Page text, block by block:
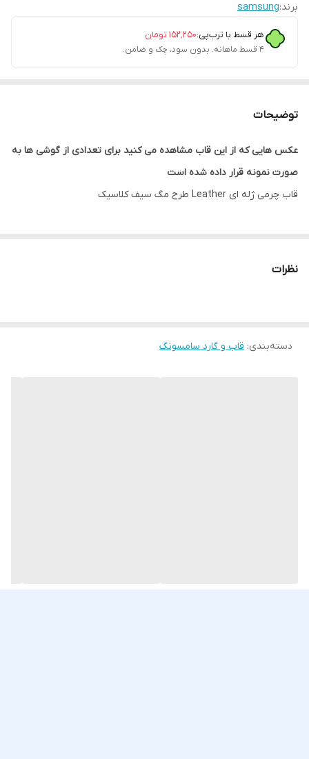
برند:samsung
هر قسط با ترب‌پی:۱۵۲٬۲۵۰ تومان
۴ قسط ماهانه. بدون سود، چک و ضامن.
توضیحات
عکس هایی که از این قاب مشاهده می کنید برای تعدادی از گوشی ها به
صورت نمونه قرار داده شده است
قاب چرمی ژله ای Leather طرح مگ سیف کلاسیک
نظرات
دسته‌بندی: قاب و گارد سامسونگ